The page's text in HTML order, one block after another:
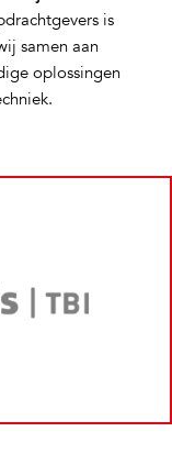
is
samen aan
oplossingen